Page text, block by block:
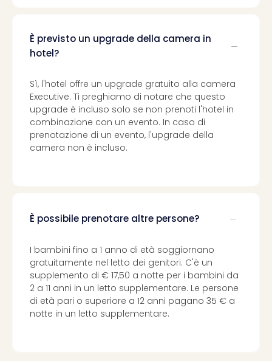
È previsto un upgrade della camera in
hotel?
Sì, l'hotel offre un upgrade gratuito alla camera
Executive. Ti preghiamo di notare che questo
upgrade è incluso solo se non prenoti l'hotel in
combinazione con un evento. In caso di
prenotazione di un evento, l'upgrade della
camera non è incluso.
È possibile prenotare altre persone?
I bambini fino a 1 anno di età soggiornano
gratuitamente nel letto dei genitori. C'è un
supplemento di € 17,50 a notte per i bambini da
2 a 11 anni in un letto supplementare. Le persone
di età pari o superiore a 12 anni pagano 35 € a
notte in un letto supplementare.